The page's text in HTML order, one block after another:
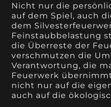
Nicht nur die
auf dem Spiel, auch
dem
Feinstaubbelastung
die Überreste der
verschmutzen die
Verantwortung, die
Feuerwerk
nicht nur auf die
auch auf die